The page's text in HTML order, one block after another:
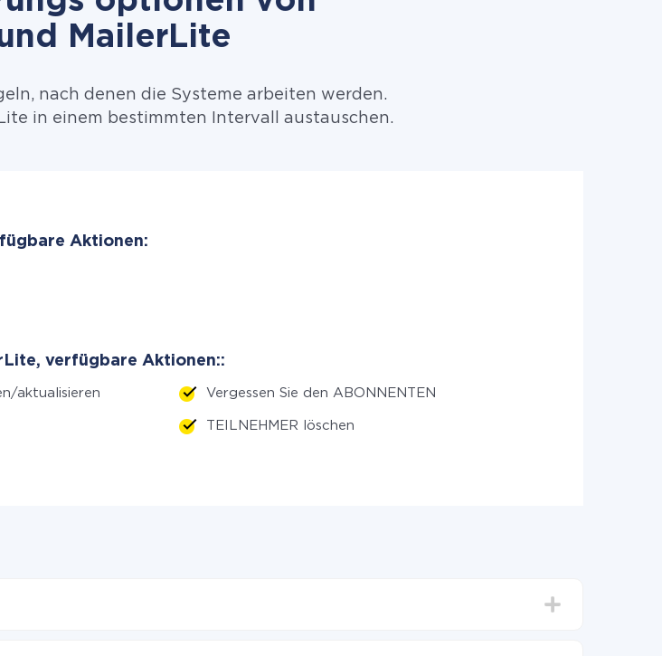
MailerLite
nach denen die Systeme arbeiten werden.
in einem bestimmten Intervall austauschen.
Aktionen:
verfügbare Aktionen::
aktualisieren Vergessen Sie den ABONNENTEN
TEILNEHMER löschen